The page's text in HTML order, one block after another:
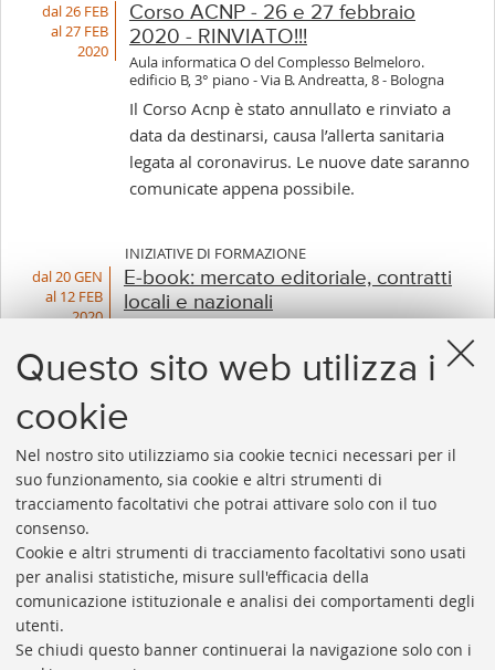
Questo sito web utilizza i
cookie
Nel nostro sito utilizziamo sia cookie tecnici necessari per il
suo funzionamento, sia cookie e altri strumenti di
tracciamento facoltativi che potrai attivare solo con il tuo
consenso.
Cookie e altri strumenti di tracciamento facoltativi sono usati
per analisi statistiche, misure sull'efficacia della
comunicazione istituzionale e analisi dei comportamenti degli
utenti.
Se chiudi questo banner continuerai la navigazione solo con i
dal 26 FEB
al 27 FEB
2020
Corso ACNP - 26 e 27 febbraio
2020 - RINVIATO!!!
Aula informatica O del Complesso Belmeloro.
edificio B, 3° piano - Via B. Andreatta, 8 - Bologna
Il Corso Acnp è stato annullato e rinviato a
data da destinarsi, causa l’allerta sanitaria
legata al coronavirus. Le nuove date saranno
comunicate appena possibile.
INIZIATIVE DI FORMAZIONE
dal 20 GEN
al 12 FEB
2020
E-book: mercato editoriale, contratti
locali e nazionali
«
Precedenti
12
elementi
1 ...
Rubrica di Ateneo
Rss
Statistiche